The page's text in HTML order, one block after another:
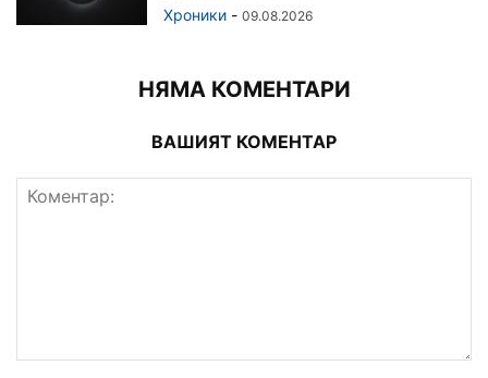
Хроники - 09.08.2026
НЯМА КОМЕНТАРИ
ВАШИЯТ КОМЕНТАР